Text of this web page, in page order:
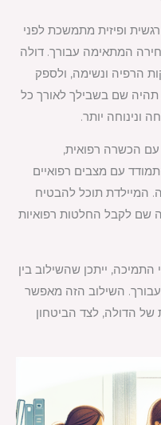
ופיזית מתמשכת לפני
המתאימה עבורך. דולה
הרפיה ונשימה, ולספק
תהיה שם בשבילך לאורך כל
ונינוחה יותר.
עם הכשרה רפואית,
עם מצבים רפואיים
המיילדת תוכל להבטיח
שם לקבל החלטות רפואיות
ייתכן שהשילוב בין
עבורך. השילוב הזה מאפשר
של הדולה, לצד הביטחון